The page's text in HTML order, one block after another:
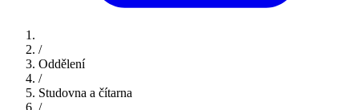
/
Oddělení
/
Studovna a čítarna